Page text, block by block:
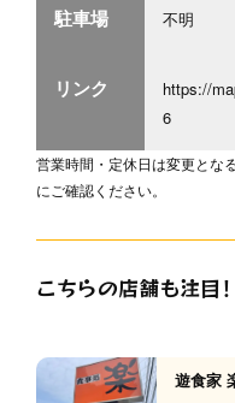
駐車場 不明
リンク
https://
6
営業時間・定休日は変更とな
にご確認ください。
こちらの店舗も注目！
遊食家